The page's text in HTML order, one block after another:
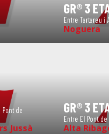
GR® 3
Entre Tartareu i
Noguera
Pont de
Jussà
GR® 3
Entre El Pont
Alta